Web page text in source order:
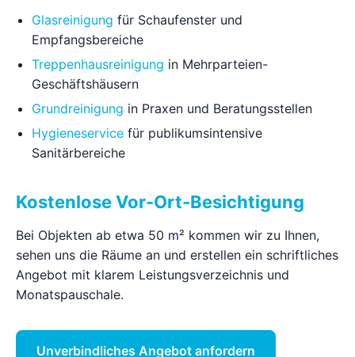
Glasreinigung für Schaufenster und
Empfangsbereiche
Treppenhausreinigung in Mehrparteien-
Geschäftshäusern
Grundreinigung in Praxen und Beratungsstellen
Hygieneservice für publikumsintensive
Sanitärbereiche
Kostenlose Vor-Ort-Besichtigung
Bei Objekten ab etwa 50 m² kommen wir zu Ihnen,
sehen uns die Räume an und erstellen ein schriftliches
Angebot mit klarem Leistungsverzeichnis und
Monatspauschale.
Unverbindliches Angebot anfordern